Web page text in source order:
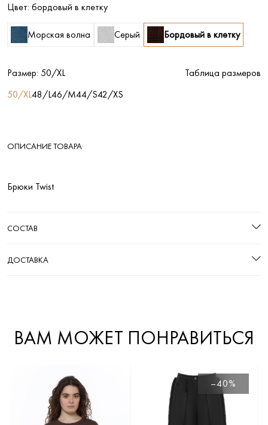
Цвет: бордовый в клетку
Морская волна Серый Бордовый в клетку
Размер: 50/XL
Таблица размеров
50/XL48/L46/M44/S42/XS
ОПИСАНИЕ ТОВАРА
Брюки Twist
СОСТАВ
ДОСТАВКА
ВАМ МОЖЕТ ПОНРАВИТЬСЯ
–40%